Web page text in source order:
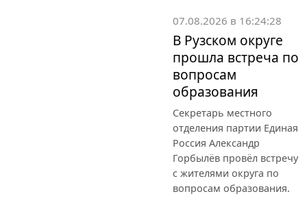
07.08.2026 в 16:24:28
В Рузском округе
прошла встреча по
вопросам
образования
Секретарь местного
отделения партии Единая
Россия Александр
Горбылёв провёл встречу
с жителями округа по
вопросам образования.